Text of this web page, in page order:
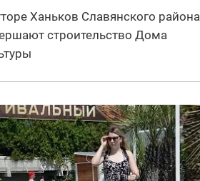
Ханьков Славянского района
строительство Дома